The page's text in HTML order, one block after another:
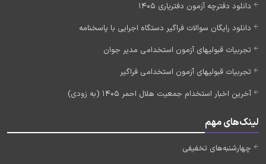
دانلود دفترچه آزمون دفتریاری 1405
دانلود رایگان سوالات فراگیر دستگاه اجرایی با پاسخنامه
تجربیات قبولیهای آزمون استخدامی مدیر جوان
تجربیات قبولیهای آزمون استخدامی فراگیر
آخرین اخبار استخدام جمعیت هلال احمر 1405 (به زودی)
لینک‌های مهم
چهارشنبه‌های تخفیفی